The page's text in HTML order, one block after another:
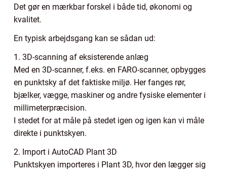
Det gør en mærkbar forskel i både tid, økonomi og
kvalitet.
En typisk arbejdsgang kan se sådan ud:
1. 3D-scanning af eksisterende anlæg
Med en 3D-scanner, f.eks. en FARO-scanner, opbygges
en punktsky af det faktiske miljø. Her fanges rør,
bjælker, vægge, maskiner og andre fysiske elementer i
millimeterpræcision.
I stedet for at måle på stedet igen og igen kan vi måle
direkte i punktskyen.
2. Import i AutoCAD Plant 3D
Punktskyen importeres i Plant 3D, hvor den lægger sig